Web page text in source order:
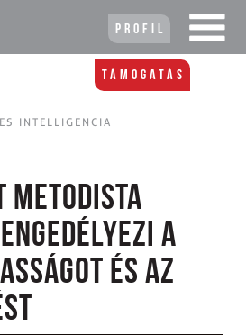
Profil
Támogatás
INTELLIGENCIA
metodista
a
és az